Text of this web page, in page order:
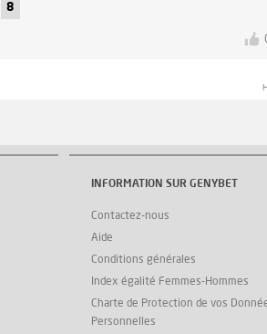
8
INFORMATION SUR GENYBET
Contactez-nous
Aide
Conditions générales
Index égalité Femmes-Hommes
Charte de Protection de vos
Personnelles